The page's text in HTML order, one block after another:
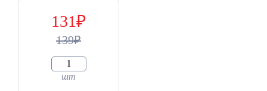
131
139
шт